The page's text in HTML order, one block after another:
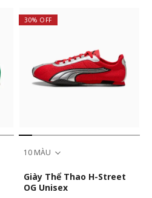
30% OFF
10 MÀU
Giày Thể Thao H-Street
OG Unisex